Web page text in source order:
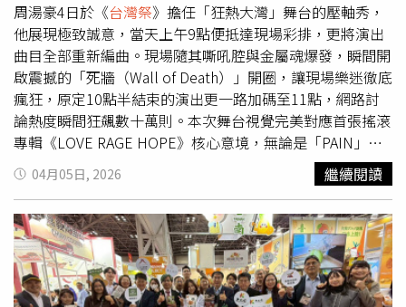
周湯豪4日於《台灣祭》擔任「狂熱大灣」舞台的壓軸秀，
他展現極致誠意，當天上午9點便抵達現場彩排，更將演出
曲目全部重新編曲。現場隨其嘶吼腔與金屬魂爆發，瞬間開
啟震撼的「死牆（Wall of Death）」開圈，讓現場樂迷徹底
瘋狂，原定10點半結束的演出更一路加碼至11點，網路討
論熱度瞬間狂飆數十萬則。本次舞台視覺完美對應首張搖滾
專輯《LOVE RAGE HOPE》核心意境，無論是「PAIN」的
視覺字體、賽車極速感的「TURN UP」，或是充滿火焰與
閃電意象的「愛上你算我賤」，視覺與音樂的精準融合讓樂
迷直呼：「甩到脖子痛，太值得！」此外，網上更掀起一波
「對不起周湯豪！」的話題討論，把墾丁開啟另外一條大
街，更謝謝周湯豪把金屬文化帶進主流音樂圈，更有人直接
做出「周湯豪道歉表」，要大家自己來認領並向周湯豪道
歉。
04月05日, 2026 繼續閱讀